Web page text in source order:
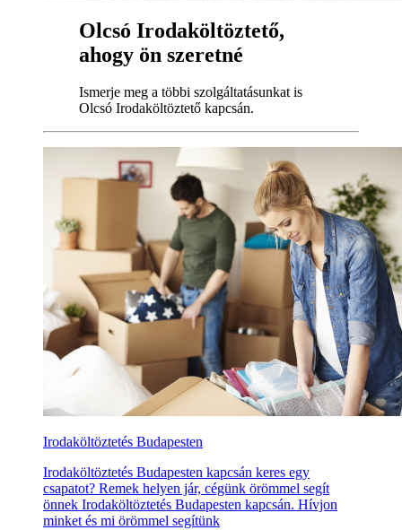
Olcsó Irodaköltöztető,
ahogy ön szeretné
Ismerje meg a többi szolgáltatásunkat is
Olcsó Irodaköltöztető kapcsán.
Irodaköltöztetés Budapesten
Irodaköltöztetés Budapesten kapcsán keres egy
csapatot? Remek helyen jár, cégünk örömmel segít
önnek Irodaköltöztetés Budapesten kapcsán. Hívjon
minket és mi örömmel segítünk